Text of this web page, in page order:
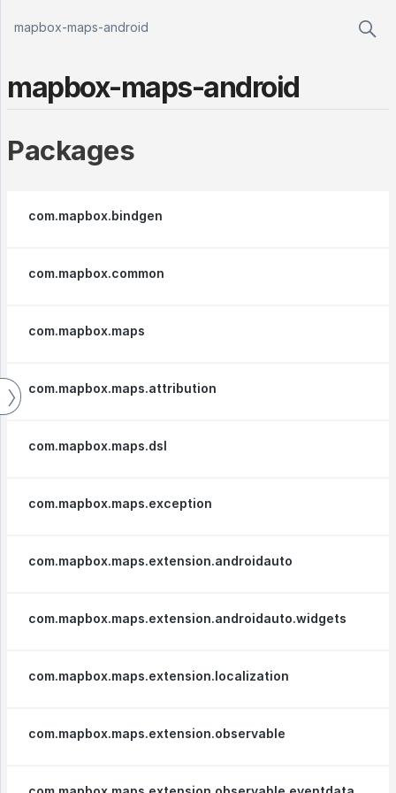
mapbox-maps-android
mapbox-maps-android
Packages
com.mapbox.bindgen
com.mapbox.common
com.mapbox.maps
com.mapbox.maps.attribution
com.mapbox.maps.dsl
com.mapbox.maps.exception
com.mapbox.maps.extension.androidauto
com.mapbox.maps.extension.androidauto.widgets
com.mapbox.maps.extension.localization
com.mapbox.maps.extension.observable